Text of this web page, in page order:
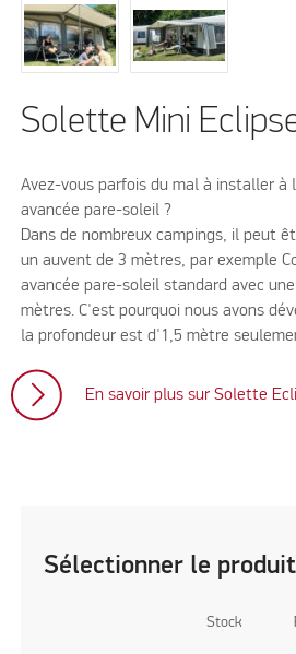
Solette Mini
Avez-vous parfois du mal à installer à
avancée pare-soleil ?
Dans de nombreux campings, il peut
un auvent de 3 mètres, par exemple
avancée pare-soleil standard avec
mètres. C'est pourquoi nous avons
la profondeur est d'1,5 mètre
En savoir plus sur Solette
Sélectionner le produit
Stock